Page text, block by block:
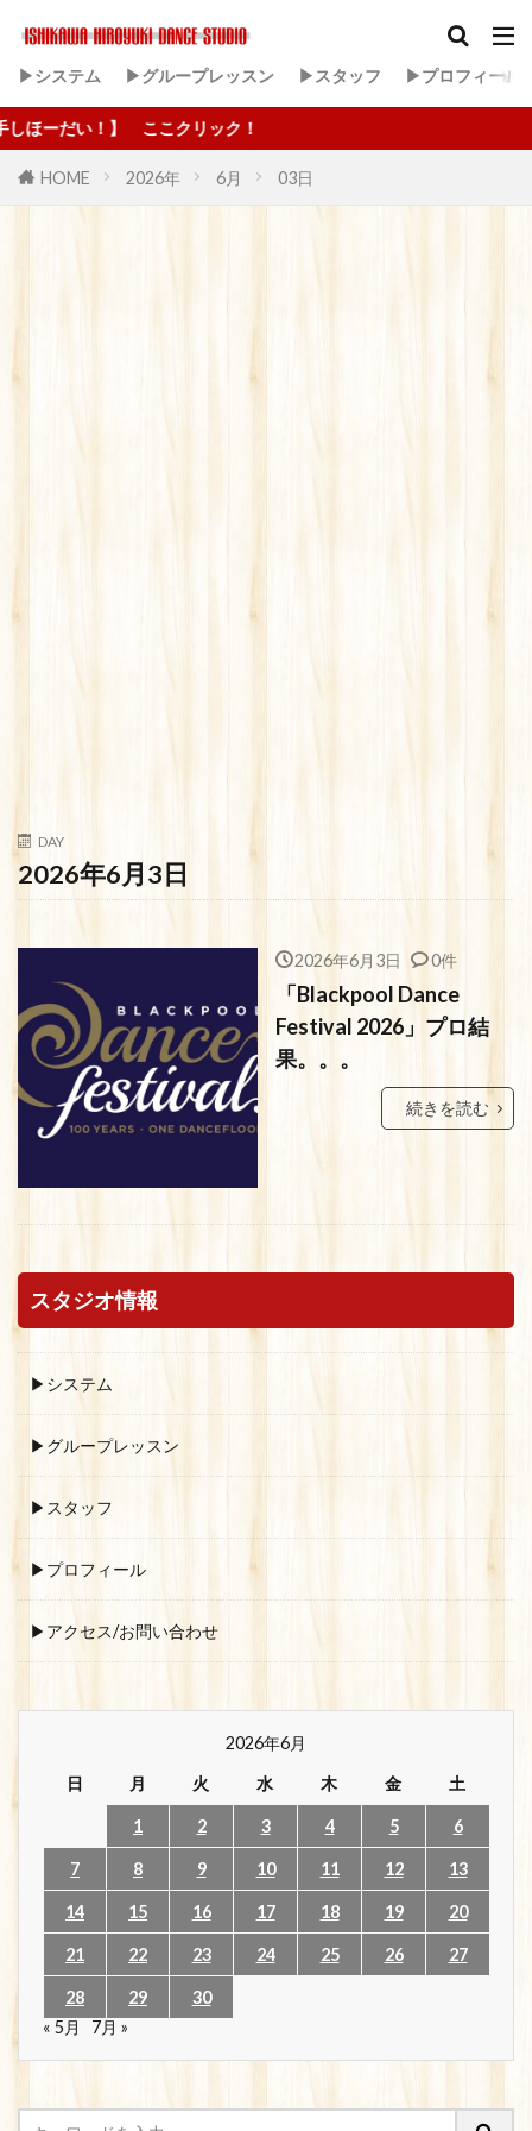
▶システム ▶グループレッスン ▶スタッフ ▶プロフィール
だい！】 ここクリック！
HOME 2026年 6月 03日
DAY
2026年6月3日
2026年6月3日 0件
「Blackpool Dance
Festival 2026」プロ結
果。。。
続きを読む
スタジオ情報
▶システム
▶グループレッスン
▶スタッフ
▶プロフィール
▶アクセス/お問い合わせ
2026年6月
日
月 火 水 木 金 土
1 2 3 4 5 6
7 8 9 10 11 12 13
14 15 16 17 18 19 20
21 22 23 24 25 26 27
28 29
30
« 5月
7月 »